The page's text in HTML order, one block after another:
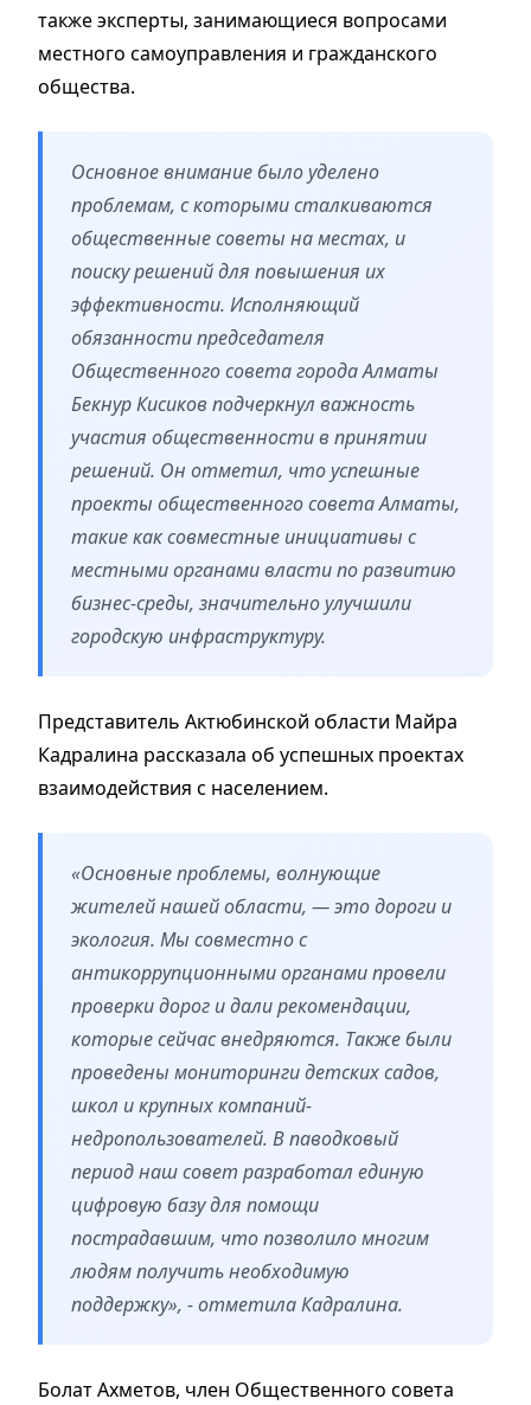
также эксперты, занимающиеся вопросами
местного самоуправления и гражданского
общества.
Основное внимание было уделено
проблемам, с которыми сталкиваются
общественные советы на местах, и
поиску решений для повышения их
эффективности. Исполняющий
обязанности председателя
Общественного совета города Алматы
Бекнур Кисиков подчеркнул важность
участия общественности в принятии
решений. Он отметил, что успешные
проекты общественного совета Алматы,
такие как совместные инициативы с
местными органами власти по развитию
бизнес-среды, значительно улучшили
городскую инфраструктуру.
Представитель Актюбинской области Майра
Кадралина рассказала об успешных проектах
взаимодействия с населением.
«Основные проблемы, волнующие
жителей нашей области, — это дороги и
экология. Мы совместно с
антикоррупционными органами провели
проверки дорог и дали рекомендации,
которые сейчас внедряются. Также были
проведены мониторинги детских садов,
школ и крупных компаний-
недропользователей. В паводковый
период наш совет разработал единую
цифровую базу для помощи
пострадавшим, что позволило многим
людям получить необходимую
поддержку», - отметила Кадралина.
Болат Ахметов, член Общественного совета